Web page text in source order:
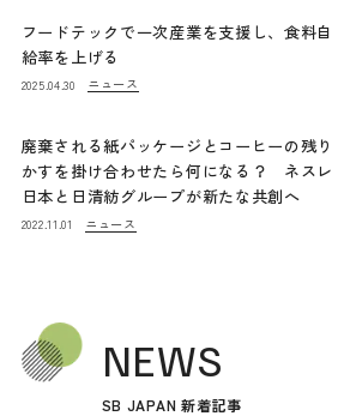
フードテックで一次産業を支援し、食料自
給率を上げる
2025.04.30 ニュース
廃棄される紙パッケージとコーヒーの残り
かすを掛け合わせたら何になる？ ネスレ
日本と日清紡グループが新たな共創へ
2022.11.01 ニュース
NEWS
SB JAPAN 新着記事